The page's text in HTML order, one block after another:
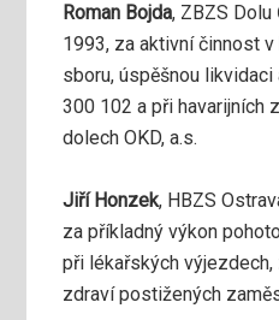
Roman Bojda, ZBZS Dolu
1993, za aktivní činnost
sboru, úspěšnou likvidaci
300 102 a při havarijních
dolech OKD, a.s.
Jiří Honzek, HBZS
za příkladný výkon
při lékařských výjezdech,
zdraví postižených